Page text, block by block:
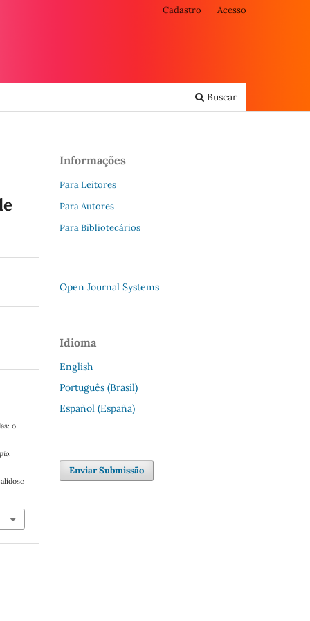
Buscar
Cadastro Acesso
o
,
Informações
Para Leitores
Para Autores
Para Bibliotecários
Open Journal Systems
Idioma
English
Português (Brasil)
Español (España)
Enviar Submissão